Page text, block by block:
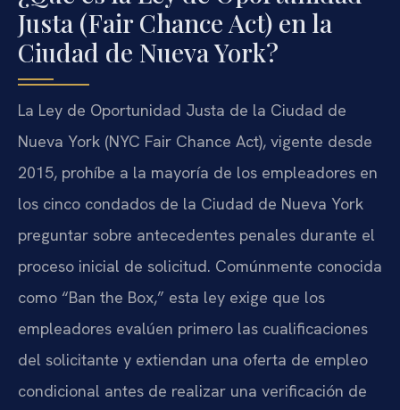
Justa (Fair Chance Act) en la
Ciudad de Nueva York?
La Ley de Oportunidad Justa de la Ciudad de
Nueva York (NYC Fair Chance Act), vigente desde
2015, prohíbe a la mayoría de los empleadores en
los cinco condados de la Ciudad de Nueva York
preguntar sobre antecedentes penales durante el
proceso inicial de solicitud. Comúnmente conocida
como “Ban the Box,” esta ley exige que los
empleadores evalúen primero las cualificaciones
del solicitante y extiendan una oferta de empleo
condicional antes de realizar una verificación de